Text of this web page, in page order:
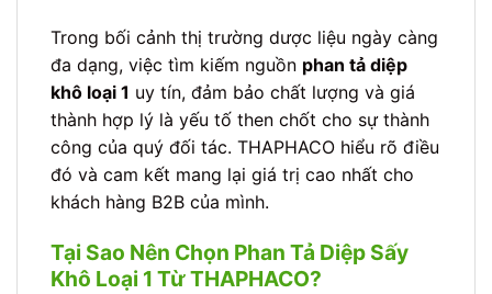
Trong bối cảnh thị trường dược liệu ngày càng
đa dạng, việc tìm kiếm nguồn phan tả diệp
khô loại 1 uy tín, đảm bảo chất lượng và giá
thành hợp lý là yếu tố then chốt cho sự thành
công của quý đối tác. THAPHACO hiểu rõ điều
đó và cam kết mang lại giá trị cao nhất cho
khách hàng B2B của mình.
Tại Sao Nên Chọn Phan Tả Diệp Sấy
Khô Loại 1 Từ THAPHACO?